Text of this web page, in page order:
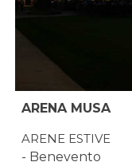
ARENA MUSA
ARENE ESTIVE
- Benevento